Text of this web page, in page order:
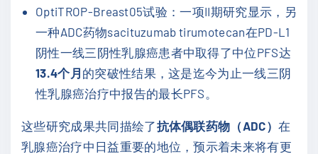
OptiTROP-Breast05试验：一项II期研究显示，另
一种ADC药物sacituzumab tirumotecan在PD-L1
阴性一线三阴性乳腺癌患者中取得了中位PFS达
13.4个月 的突破性结果，这是迄今为止一线三阴
性乳腺癌治疗中报告的最长PFS。
这些研究成果共同描绘了抗体偶联药物（ADC）在
乳腺癌治疗中日益重要的地位，预示着未来将有更